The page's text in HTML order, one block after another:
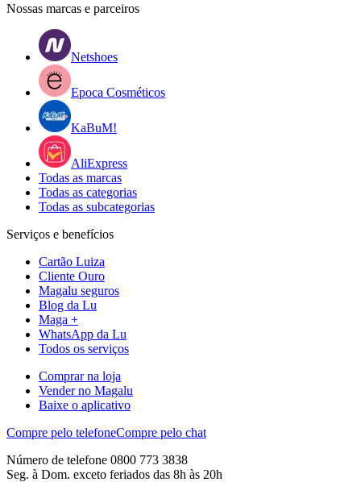
Nossas marcas e parceiros
Netshoes
Epoca Cosméticos
KaBuM!
AliExpress
Todas as marcas
Todas as categorias
Todas as subcategorias
Serviços e benefícios
Cartão Luiza
Cliente Ouro
Magalu seguros
Blog da Lu
Maga +
WhatsApp da Lu
Todos os serviços
Comprar na loja
Vender no Magalu
Baixe o aplicativo
Compre pelo telefoneCompre pelo chat
Número de telefone 0800 773 3838
Seg. à Dom. exceto feriados das 8h às 20h